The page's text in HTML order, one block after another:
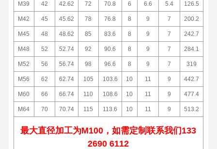
M39 42 42.62 72 70.8 6 6.6 5.4 126.5
M42 45 45.62 78 76.8 8 9 7 200.2
M45 48 48.62 85 83.6 8 9 7 242.7
M48 52 52.74 92 90.6 8 9 7 284.1
M52 56 56.74 98 96.6 8 9 7 319
M56 62 62.74 105 103.6 10 11 9 442.7
M60 66 66.74 110 108.6 10 11 9 477.4
M64 70 70.74 115 113.6 10 11 9 513.2
最大直径加工为M100，如需定制联系我们133
2690 6112